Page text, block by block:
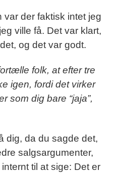
der faktisk intet jeg
ville få. Det var klart,
og det var godt.
folk, at efter tre
igen, fordi det virker
som dig bare “jaja”,
dig, da du sagde det,
salgsargumenter,
til at sige: Det er